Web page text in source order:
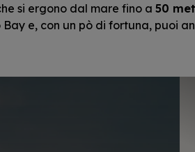
si ergono dal mare fino a 50
Bay e, con un pò di fortuna, puoi